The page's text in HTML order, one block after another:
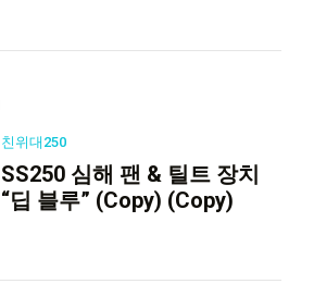
친위대250
SS250 심해 팬 & 틸트 장치
“딥 블루” (Copy) (Copy)